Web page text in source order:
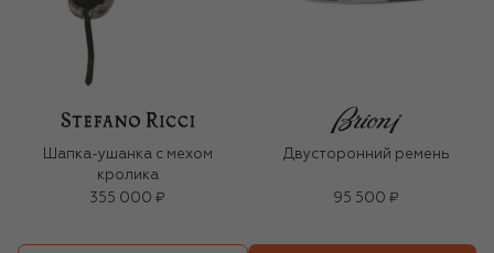
Шапка-ушанка с мехом
кролика
355 000 ₽
Двусторонний ремень
95 500 ₽